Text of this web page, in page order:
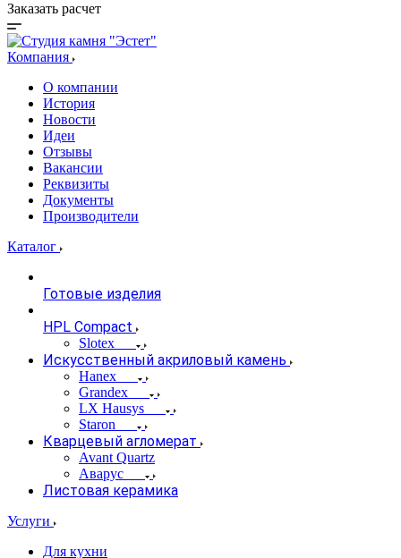
Заказать расчет
Компания
О компании
История
Новости
Идеи
Отзывы
Вакансии
Реквизиты
Документы
Производители
Каталог
Готовые изделия
HPL Compact
Slotex
Искусственный акриловый камень
Hanex
Grandex
LX Hausys
Staron
Кварцевый агломерат
Avant Quartz
Аварус
Листовая керамика
Услуги
Для кухни